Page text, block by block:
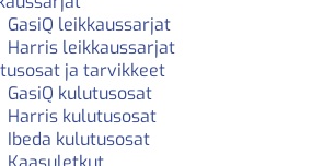
GasiQ leikkaussarjat
Harris leikkaussarjat
ja tarvikkeet
GasiQ kulutusosat
Harris kulutusosat
Ibeda kulutusosat